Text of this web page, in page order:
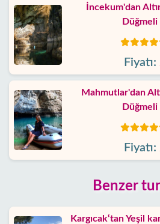
İncekum'dan
Fiyatı:
Mahmutlar'dan
Fiyatı:
Benzer
Kargıcak‘tan Yeşil